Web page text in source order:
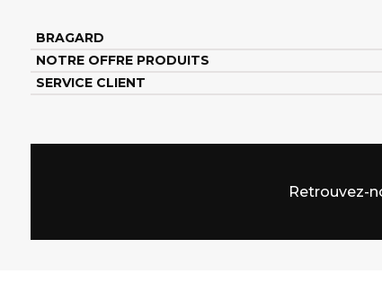
BRAGARD
NOTRE OFFRE PRODUITS
SERVICE CLIENT
Retrouvez-